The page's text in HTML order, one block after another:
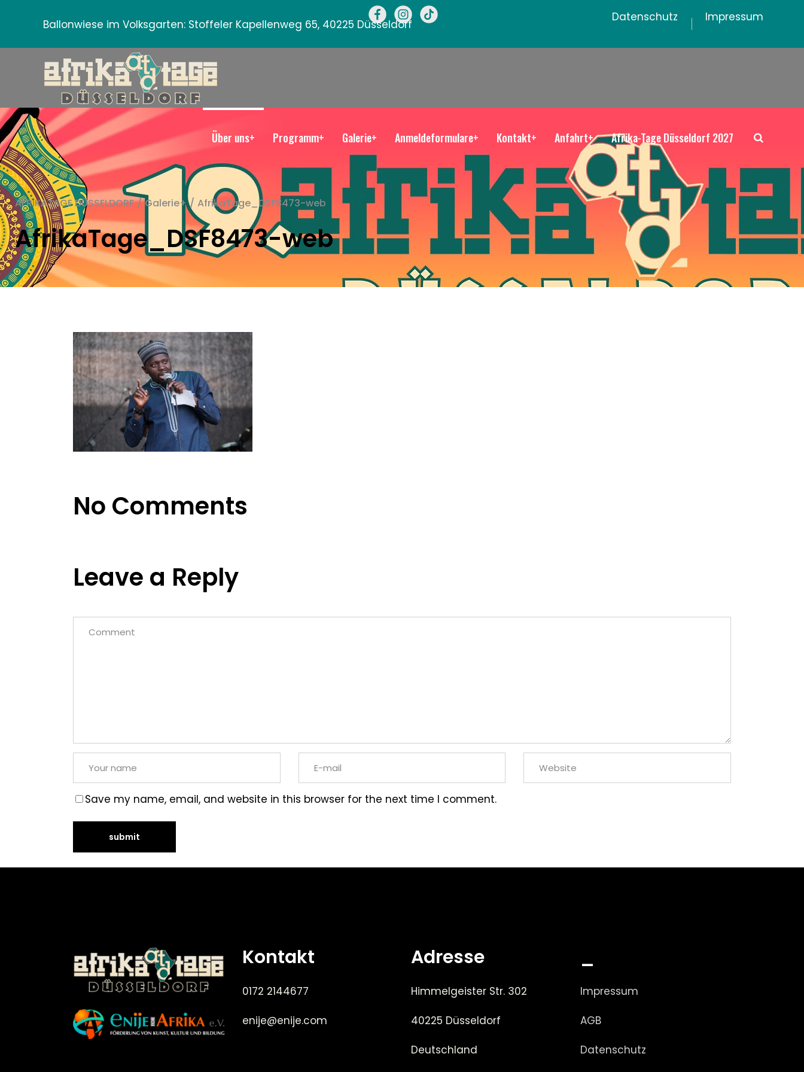
Ballonwiese im Volksgarten: Stoffeler Kapellenweg 65, 40225 Düsseldorf
Datenschutz Impressum
Über uns+ Programm+ Galerie+ Anmeldeformulare+ Kontakt+ Anfahrt+ Afrika-Tage Düsseldorf 2027
AFRIKATAGE DÜSSELDORF / Galerie+ / AfrikaTage_DSF8473-web
AfrikaTage_DSF8473-web
No Comments
Leave a Reply
Save my name, email, and website in this browser for the next time I comment.
Kontakt
0172 2144677
enije@enije.com
Adresse
Himmelgeister Str. 302
40225 Düsseldorf
Deutschland
_
Impressum
AGB
Datenschutz